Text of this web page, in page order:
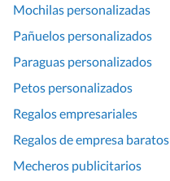
Mochilas personalizadas
Pañuelos personalizados
Paraguas personalizados
Petos personalizados
Regalos empresariales
Regalos de empresa baratos
Mecheros publicitarios